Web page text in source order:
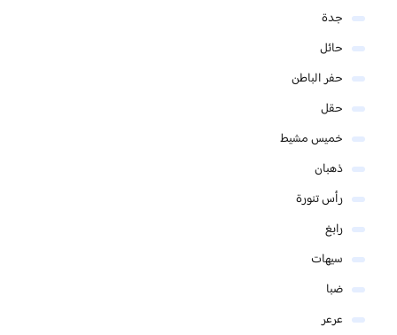
جدة
حائل
حفر الباطن
حقل
خميس مشيط
ذهبان
رأس تنورة
رابغ
سيهات
ضبا
عرعر